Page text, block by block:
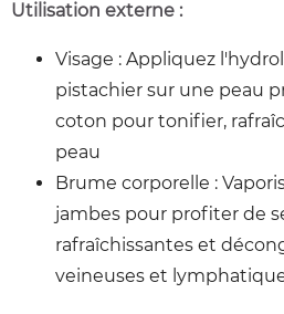
Utilisation externe :
Visage : Appliquez
pistachier sur une peau
coton pour tonifier,
peau
Brume corporelle :
jambes pour profiter de
rafraîchissantes et
veineuses et